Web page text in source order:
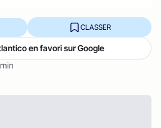
CLASSER
en favori sur Google